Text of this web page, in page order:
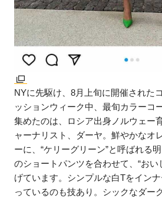
NYに先駆け、8月上旬に開催された
ッションウィーク中、最旬カラーコ
集めたのは、ロシア出身ノルウェー
ャーナリスト、ダーヤ。鮮やかなオ
ーに、“ケリーグリーン”と呼ばれる
のショートパンツを合わせて、“おい
げています。シンプルな白Tをイン
っているのも技あり。シックなダー